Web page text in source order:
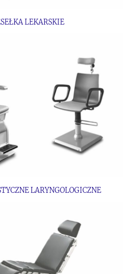
LEKARSKIE
LARYNGOLOGICZNE